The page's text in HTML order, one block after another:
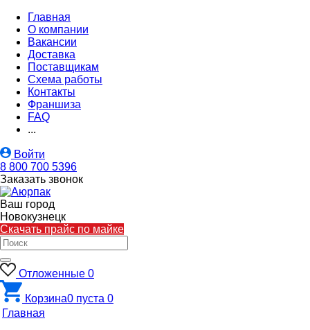
Главная
О компании
Вакансии
Доставка
Поставщикам
Схема работы
Контакты
Франшиза
FAQ
...
Войти
8 800 700 5396
Заказать звонок
Ваш город
Новокузнецк
Скачать прайс по майке
Отложенные 0
Корзина0 пуста 0
Главная